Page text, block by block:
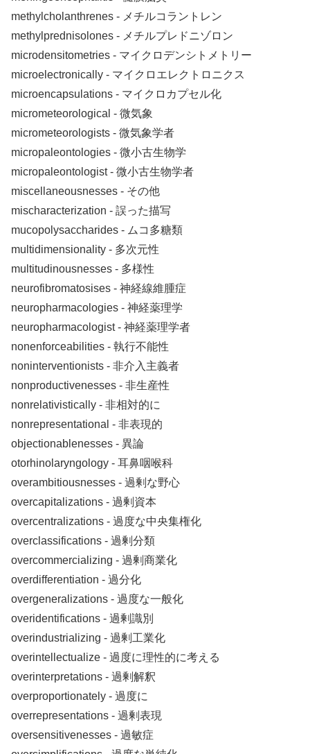
methylcholanthrenes ‐ メチルコラントレン
methylprednisolones ‐ メチルプレドニゾロン
microdensitometries ‐ マイクロデンシトメトリー
microelectronically ‐ マイクロエレクトロニクス
microencapsulations ‐ マイクロカプセル化
micrometeorological ‐ 微気象
micrometeorologists ‐ 微気象学者
micropaleontologies ‐ 微小古生物学
micropaleontologist ‐ 微小古生物学者
miscellaneousnesses ‐ その他
mischaracterization ‐ 誤った描写
mucopolysaccharides ‐ ムコ多糖類
multidimensionality ‐ 多次元性
multitudinousnesses ‐ 多様性
neurofibromatosises ‐ 神経線維腫症
neuropharmacologies ‐ 神経薬理学
neuropharmacologist ‐ 神経薬理学者
nonenforceabilities ‐ 執行不能性
noninterventionists ‐ 非介入主義者
nonproductivenesses ‐ 非生産性
nonrelativistically ‐ 非相対的に
nonrepresentational ‐ 非表現的
objectionablenesses ‐ 異論
otorhinolaryngology ‐ 耳鼻咽喉科
overambitiousnesses ‐ 過剰な野心
overcapitalizations ‐ 過剰資本
overcentralizations ‐ 過度な中央集権化
overclassifications ‐ 過剰分類
overcommercializing ‐ 過剰商業化
overdifferentiation ‐ 過分化
overgeneralizations ‐ 過度な一般化
overidentifications ‐ 過剰識別
overindustrializing ‐ 過剰工業化
overintellectualize ‐ 過度に理性的に考える
overinterpretations ‐ 過剰解釈
overproportionately ‐ 過度に
overrepresentations ‐ 過剰表現
oversensitivenesses ‐ 過敏症